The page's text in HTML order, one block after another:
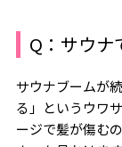
Q：サウナ
サウナブームが
る」というウワ
ージで髪が傷む